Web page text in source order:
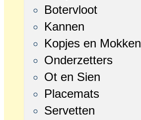
Botervloot
Kannen
Kopjes en Mokken
Onderzetters
Ot en Sien
Placemats
Servetten